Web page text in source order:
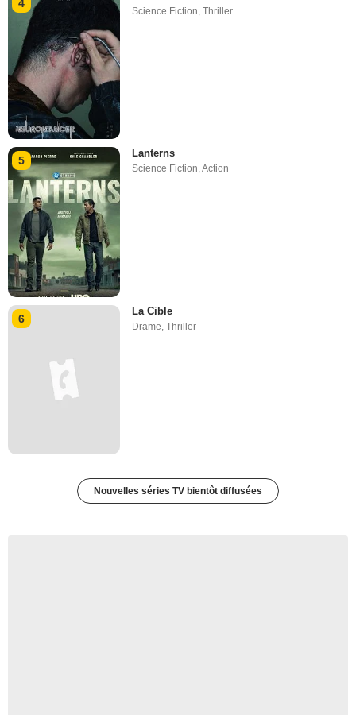
4
Science Fiction,Thriller
5
Lanterns
Science Fiction,Action
6
La Cible
Drame ,Thriller
Nouvelles séries TV bientôt diffusées